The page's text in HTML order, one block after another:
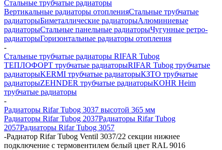
Стальные трубчатые радиаторы
Вертикальные радиаторы отопленияСтальные трубчатые
радиаторыБиметаллические радиаторыАлюминиевые
радиаторыСтальные панельные радиаторыЧугунные ретро-
радиаторыГоризонтальные радиаторы отопления
-
Стальные трубчатые радиаторы RIFAR Tubog
ТЕПЛОФОРТ трубчатые радиаторыRIFAR Tubog трубчатые
радиаторыKERMI трубчатые радиаторыКЗТО трубчатые
радиаторыZEHNDER трубчатые радиаторыKOHR Heim
трубчатые радиаторы
-
Радиаторы Rifar Tubog 3037 высотой 365 мм
Радиаторы Rifar Tubog 2037Радиаторы Rifar Tubog
2057Радиаторы Rifar Tubog 3057
-Радиатор Rifar Tubog Ventil 3037/22 секции нижнее
подключение с термовентилем белый цвет RAL 9016